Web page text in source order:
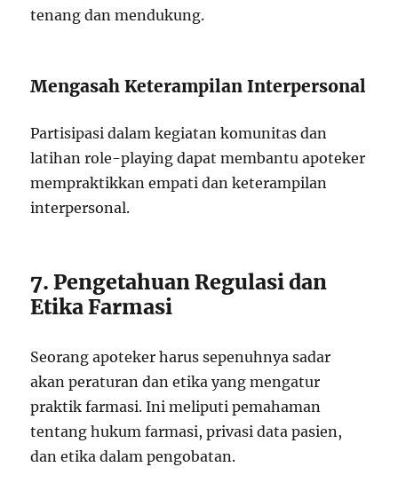
tenang dan mendukung.
Mengasah Keterampilan Interpersonal
Partisipasi dalam kegiatan komunitas dan
latihan role-playing dapat membantu apoteker
mempraktikkan empati dan keterampilan
interpersonal.
7. Pengetahuan Regulasi dan
Etika Farmasi
Seorang apoteker harus sepenuhnya sadar
akan peraturan dan etika yang mengatur
praktik farmasi. Ini meliputi pemahaman
tentang hukum farmasi, privasi data pasien,
dan etika dalam pengobatan.